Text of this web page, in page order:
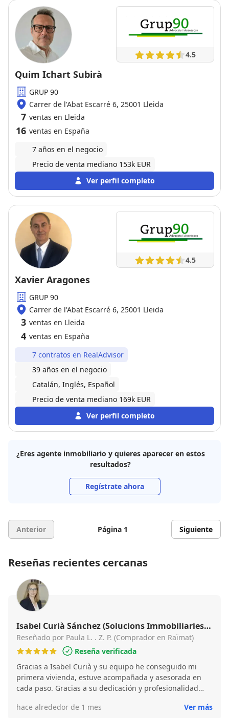
los recomiendo a cualquiera que esté buscando
comprar una vivienda. ¡Muchas gracias por
ayudarme a cumplir este gran sueño!
4.5
Quim Ichart Subirà
GRUP 90
Carrer de l'Abat Escarré 6, 25001 Lleida
7 ventas en Lleida
16 ventas en España
7 años en el negocio
Precio de venta mediano 153k EUR
Ver perfil completo
4.5
Xavier Aragones
GRUP 90
Carrer de l'Abat Escarré 6, 25001 Lleida
3 ventas en Lleida
4 ventas en España
7 contratos en RealAdvisor
39 años en el negocio
Catalán, Inglés, Español
Precio de venta mediano 169k EUR
Ver perfil completo
¿Eres agente inmobiliario y quieres aparecer en estos
resultados?
Regístrate ahora
Anterior Página 1 Siguiente
Reseñas recientes cercanas
Isabel Curià Sánchez (Solucions Immobiliaries
Curià)
Reseñado por Paula L. . Z. P. (Comprador en Raïmat)
Reseña verificada
Gracias a Isabel Curià y su equipo he conseguido mi
primera vivienda, estuve acompañada y asesorada en
cada paso. Gracias a su dedicación y profesionalidad
vivienda que buscaba con total confianza. Se nota que se
hace alrededor de 1 mes Ver más